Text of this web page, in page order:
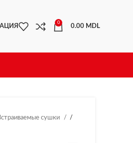
0
0.00 MDL
сушки
/